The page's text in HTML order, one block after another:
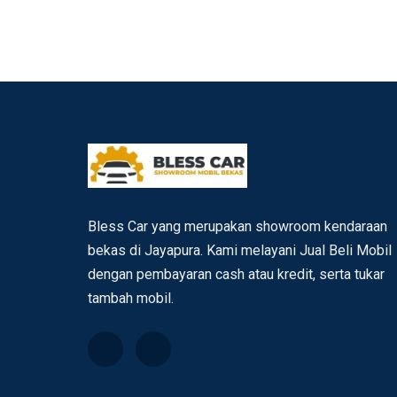
Bless Car yang merupakan showroom kendaraan
bekas di Jayapura. Kami melayani Jual Beli Mobil
dengan pembayaran cash atau kredit, serta tukar
tambah mobil.